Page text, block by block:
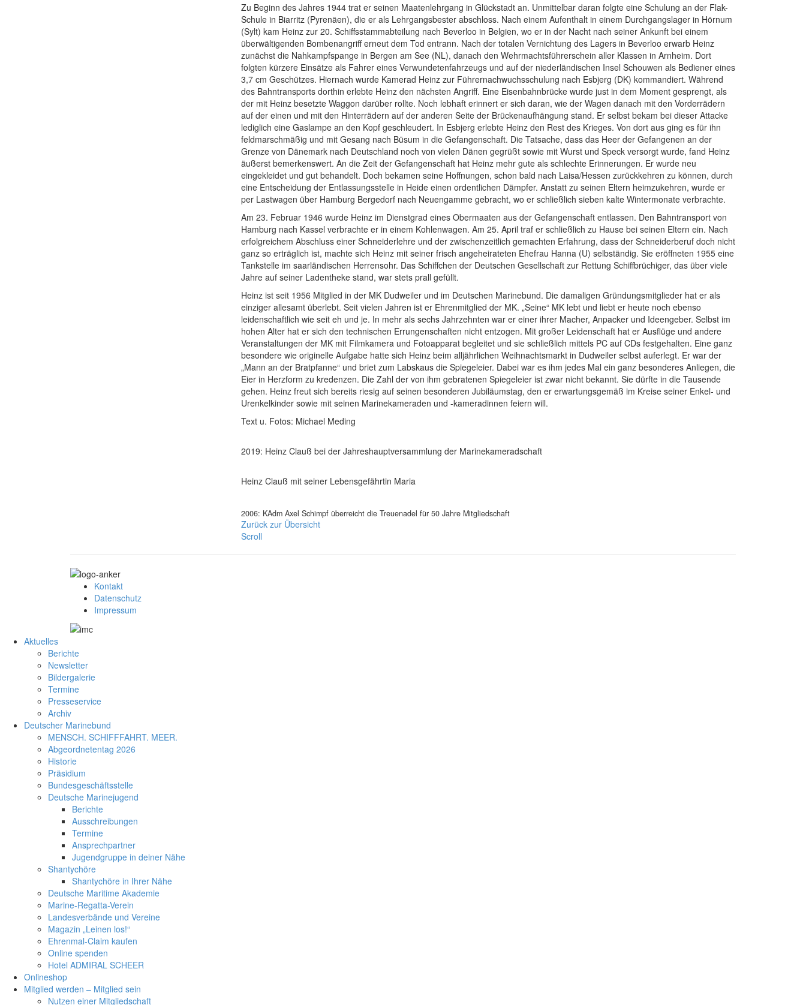
Zu Beginn des Jahres 1944 trat er seinen Maatenlehrgang in Glückstadt an. Unmittelbar daran folgte eine Schulung an der Flak-
Schule in Biarritz (Pyrenäen), die er als Lehrgangsbester abschloss. Nach einem Aufenthalt in einem Durchgangslager in Hörnum
(Sylt) kam Heinz zur 20. Schiffsstammabteilung nach Beverloo in Belgien, wo er in der Nacht nach seiner Ankunft bei einem
überwältigenden Bombenangriff erneut dem Tod entrann. Nach der totalen Vernichtung des Lagers in Beverloo erwarb Heinz
zunächst die Nahkampfspange in Bergen am See (NL), danach den Wehrmachtsführerschein aller Klassen in Arnheim. Dort
folgten kürzere Einsätze als Fahrer eines Verwundetenfahrzeugs und auf der niederländischen Insel Schouwen als Bediener eines
3,7 cm Geschützes. Hiernach wurde Kamerad Heinz zur Führernachwuchsschulung nach Esbjerg (DK) kommandiert. Während
des Bahntransports dorthin erlebte Heinz den nächsten Angriff. Eine Eisenbahnbrücke wurde just in dem Moment gesprengt, als
der mit Heinz besetzte Waggon darüber rollte. Noch lebhaft erinnert er sich daran, wie der Wagen danach mit den Vorderrädern
auf der einen und mit den Hinterrädern auf der anderen Seite der Brückenaufhängung stand. Er selbst bekam bei dieser Attacke
lediglich eine Gaslampe an den Kopf geschleudert. In Esbjerg erlebte Heinz den Rest des Krieges. Von dort aus ging es für ihn
feldmarschmäßig und mit Gesang nach Büsum in die Gefangenschaft. Die Tatsache, dass das Heer der Gefangenen an der
Grenze von Dänemark nach Deutschland noch von vielen Dänen gegrüßt sowie mit Wurst und Speck versorgt wurde, fand Heinz
äußerst bemerkenswert. An die Zeit der Gefangenschaft hat Heinz mehr gute als schlechte Erinnerungen. Er wurde neu
eingekleidet und gut behandelt. Doch bekamen seine Hoffnungen, schon bald nach Laisa/Hessen zurückkehren zu können, durch
eine Entscheidung der Entlassungsstelle in Heide einen ordentlichen Dämpfer. Anstatt zu seinen Eltern heimzukehren, wurde er
per Lastwagen über Hamburg Bergedorf nach Neuengamme gebracht, wo er schließlich sieben kalte Wintermonate verbrachte.
Am 23. Februar 1946 wurde Heinz im Dienstgrad eines Obermaaten aus der Gefangenschaft entlassen. Den Bahntransport von
Hamburg nach Kassel verbrachte er in einem Kohlenwagen. Am 25. April traf er schließlich zu Hause bei seinen Eltern ein. Nach
erfolgreichem Abschluss einer Schneiderlehre und der zwischenzeitlich gemachten Erfahrung, dass der Schneiderberuf doch nicht
ganz so erträglich ist, machte sich Heinz mit seiner frisch angeheirateten Ehefrau Hanna (U) selbständig. Sie eröffneten 1955 eine
Tankstelle im saarländischen Herrensohr. Das Schiffchen der Deutschen Gesellschaft zur Rettung Schiffbrüchiger, das über viele
Jahre auf seiner Ladentheke stand, war stets prall gefüllt.
Heinz ist seit 1956 Mitglied in der MK Dudweiler und im Deutschen Marinebund. Die damaligen Gründungsmitglieder hat er als
einziger allesamt überlebt. Seit vielen Jahren ist er Ehrenmitglied der MK. „Seine“ MK lebt und liebt er heute noch ebenso
leidenschaftlich wie seit eh und je. In mehr als sechs Jahrzehnten war er einer ihrer Macher, Anpacker und Ideengeber. Selbst im
hohen Alter hat er sich den technischen Errungenschaften nicht entzogen. Mit großer Leidenschaft hat er Ausflüge und andere
Veranstaltungen der MK mit Filmkamera und Fotoapparat begleitet und sie schließlich mittels PC auf CDs festgehalten. Eine ganz
besondere wie originelle Aufgabe hatte sich Heinz beim alljährlichen Weihnachtsmarkt in Dudweiler selbst auferlegt. Er war der
„Mann an der Bratpfanne“ und briet zum Labskaus die Spiegeleier. Dabei war es ihm jedes Mal ein ganz besonderes Anliegen, die
Eier in Herzform zu kredenzen. Die Zahl der von ihm gebratenen Spiegeleier ist zwar nicht bekannt. Sie dürfte in die Tausende
gehen. Heinz freut sich bereits riesig auf seinen besonderen Jubiläumstag, den er erwartungsgemäß im Kreise seiner Enkel- und
Urenkelkinder sowie mit seinen Marinekameraden und -kameradinnen feiern will.
Text u. Fotos: Michael Meding
2019: Heinz Clauß bei der Jahreshauptversammlung der Marinekameradschaft
Heinz Clauß mit seiner Lebensgefährtin Maria
2006: KAdm Axel Schimpf überreicht die Treuenadel für 50 Jahre Mitgliedschaft
Zurück zur Übersicht
Scroll
Kontakt
Datenschutz
Impressum
Aktuelles
Berichte
Newsletter
Bildergalerie
Termine
Presseservice
Archiv
Deutscher Marinebund
MENSCH. SCHIFFFAHRT. MEER.
Abgeordnetentag 2026
Historie
Präsidium
Bundesgeschäftsstelle
Deutsche Marinejugend
Berichte
Ausschreibungen
Termine
Ansprechpartner
Jugendgruppe in deiner Nähe
Shantychöre
Shantychöre in Ihrer Nähe
Deutsche Maritime Akademie
Marine-Regatta-Verein
Landesverbände und Vereine
Magazin „Leinen los!“
Ehrenmal-Claim kaufen
Online spenden
Hotel ADMIRAL SCHEER
Onlineshop
Mitglied werden – Mitglied sein
Nutzen einer Mitgliedschaft